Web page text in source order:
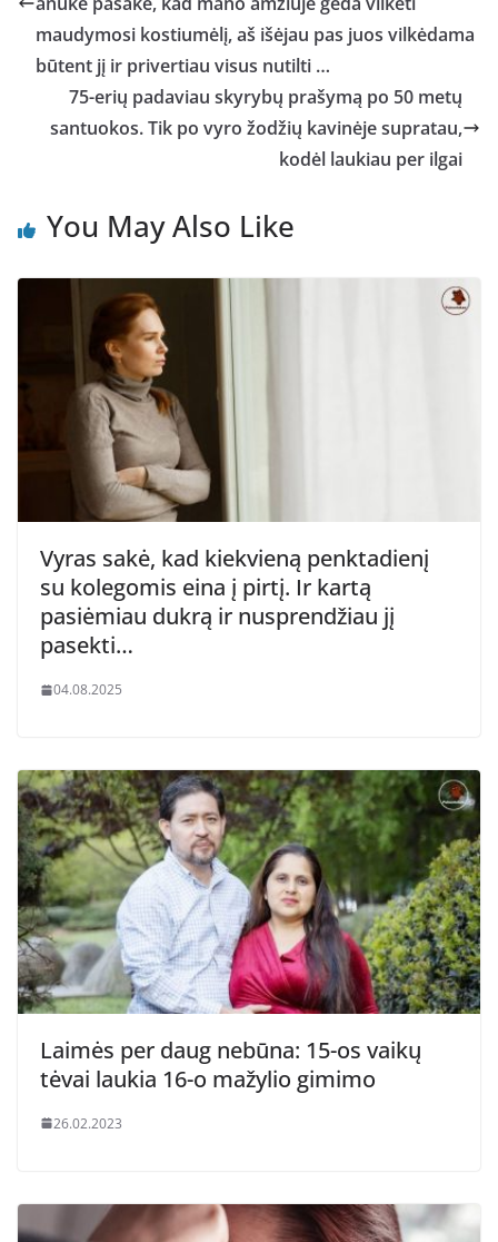
maudymosi kostiumėlį, aš išėjau pas juos vilkėdama
būtent jį ir privertiau visus nutilti …
75-erių padaviau skyrybų prašymą po 50 metų
santuokos. Tik po vyro žodžių kavinėje supratau,
kodėl laukiau per ilgai
You May Also Like
Vyras sakė, kad kiekvieną penktadienį
su kolegomis eina į pirtį. Ir kartą
pasiėmiau dukrą ir nusprendžiau jį
pasekti…
04.08.2025
Laimės per daug nebūna: 15-os vaikų
tėvai laukia 16-o mažylio gimimo
26.02.2023